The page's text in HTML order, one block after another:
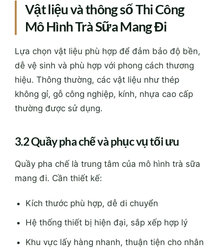
Vật liệu và thông số Thi Công
Mô Hình Trà Sữa Mang Đi
Lựa chọn vật liệu phù hợp để đảm bảo độ bền,
dễ vệ sinh và phù hợp với phong cách thương
hiệu. Thông thường, các vật liệu như thép
không gỉ, gỗ công nghiệp, kính, nhựa cao cấp
thường được sử dụng.
3.2 Quầy pha chế và phục vụ tối ưu
Quầy pha chế là trung tâm của mô hình trà sữa
mang đi. Cần thiết kế:
Kích thước phù hợp, dễ di chuyển
Hệ thống thiết bị hiện đại, sắp xếp hợp lý
Khu vực lấy hàng nhanh, thuận tiện cho nhân